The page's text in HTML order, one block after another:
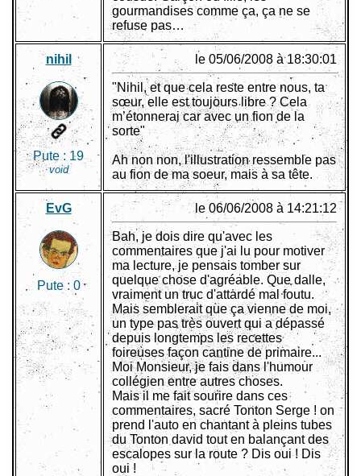
gourmandises comme ça, ça ne se
refuse pas…
nihil
Pute : 19
void
le 05/06/2008 à 18:30:01
"Nihil, et que cela reste entre nous, ta
sœur, elle est toujours libre ? Cela
m’étonnerai car avec un fion de la
sorte"
Ah non non, l'illustration ressemble pas
au fion de ma soeur, mais à sa tête.
EvG
Pute : 0
le 06/06/2008 à 14:21:12
Bah, je dois dire qu'avec les
commentaires que j'ai lu pour motiver
ma lecture, je pensais tomber sur
quelque chose d'agréable. Que dalle,
vraiment un truc d'attardé mal foutu.
Mais semblerait que ça vienne de moi,
un type pas très ouvert qui a dépassé
depuis longtemps les recettes
foireuses façon cantine de primaire...
Moi Monsieur, je fais dans l'humour
collégien entre autres choses.
Mais il me fait sourire dans ces
commentaires, sacré Tonton Serge ! on
prend l'auto en chantant à pleins tubes
du Tonton david tout en balançant des
escalopes sur la route ? Dis oui ! Dis
oui !